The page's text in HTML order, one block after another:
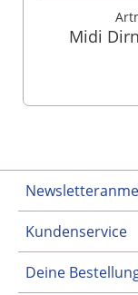
Midi
Kundenservice
Deine